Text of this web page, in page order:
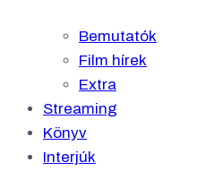
Bemutatók
Film hírek
Extra
Streaming
Könyv
Interjúk